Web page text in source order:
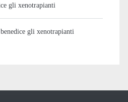
gli xenotrapianti
gli xenotrapianti